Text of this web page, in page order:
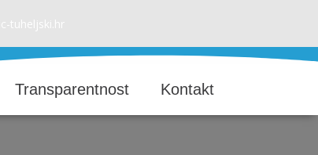
tuheljski.hr
Transparentnost Kontakt